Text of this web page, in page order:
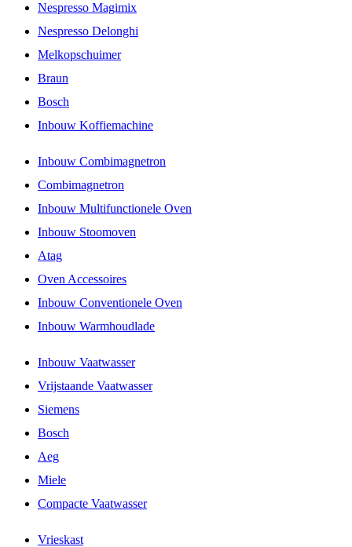
Nespresso Magimix
Nespresso Delonghi
Melkopschuimer
Braun
Bosch
Inbouw Koffiemachine
Inbouw Combimagnetron
Combimagnetron
Inbouw Multifunctionele Oven
Inbouw Stoomoven
Atag
Oven Accessoires
Inbouw Conventionele Oven
Inbouw Warmhoudlade
Inbouw Vaatwasser
Vrijstaande Vaatwasser
Siemens
Bosch
Aeg
Miele
Compacte Vaatwasser
Vrieskast